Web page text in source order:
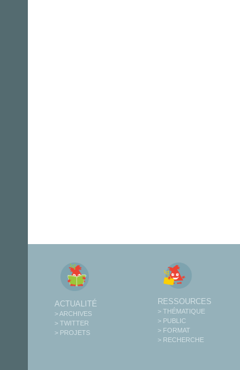
ACTUALITÉ
> ARCHIVES
> TWITTER
> PROJETS
RESSOURCES
> THÉMATIQUE
> PUBLIC
> FORMAT
> RECHERCHE